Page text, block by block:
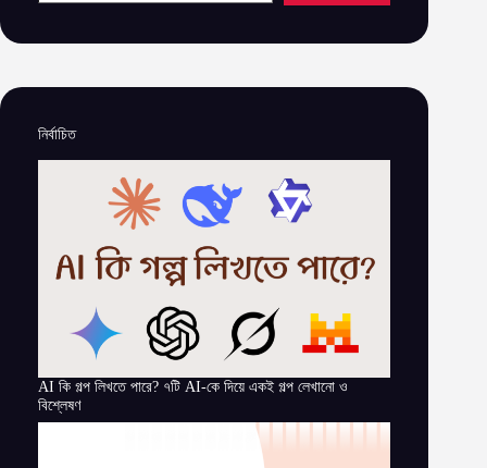
নির্বাচিত
AI কি গল্প লিখতে পারে? ৭টি AI-কে দিয়ে একই গল্প লেখানো ও
বিশ্লেষণ